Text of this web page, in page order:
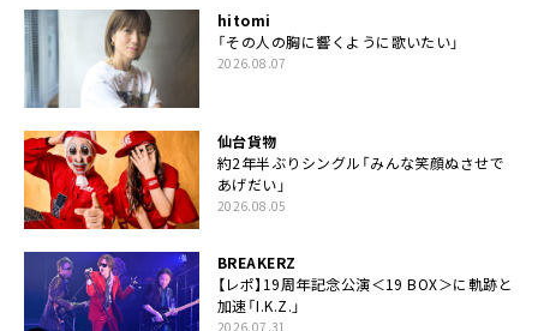
hitomi
「その人の胸に響くように歌いたい」
2026.08.07
仙台貨物
約2年半ぶりシングル「みんな笑顔ぬさせで
あげだい」
2026.08.05
BREAKERZ
【レポ】19周年記念公演＜19 BOX＞に軌跡と
加速「I.K.Z.」
2026.07.31